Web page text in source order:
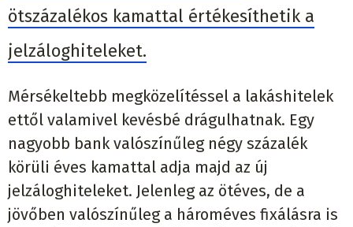
ötszázalékos kamattal értékesíthetik a
jelzáloghiteleket.
Mérsékeltebb megközelítéssel a lakáshitelek
ettől valamivel kevésbé drágulhatnak. Egy
nagyobb bank valószínűleg négy százalék
körüli éves kamattal adja majd az új
jelzáloghiteleket. Jelenleg az ötéves, de a
jövőben valószínűleg a hároméves fixálásra is